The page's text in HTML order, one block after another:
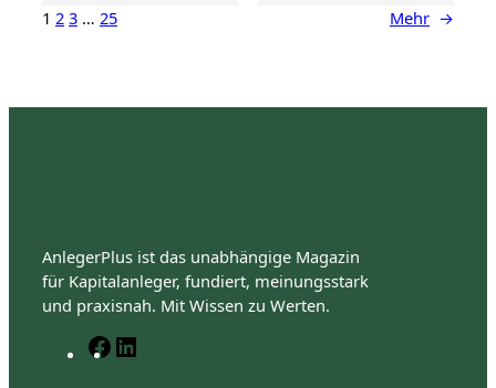
1 2 3 … 25 Mehr →
AnlegerPlus ist das unabhängige Magazin
für Kapitalanleger, fundiert, meinungsstark
und praxisnah. Mit Wissen zu Werten.
F